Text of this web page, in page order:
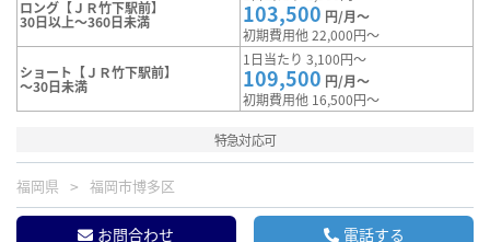
ロング【ＪＲ竹下駅前】
30日以上～360日未満 103,500 円/月～
初期費用他 22,000円～
ショート【ＪＲ竹下駅前】
～30日未満
1日当たり 3,100円～
109,500 円/月～
初期費用他 16,500円～
特急対応可
福岡県 福岡市博多区
お問合わせ 電話する